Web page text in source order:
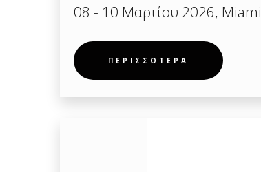
08 - 10 Μαρτίου 2026, Miami
ΠΕΡΙΣΣΟΤΕΡΑ